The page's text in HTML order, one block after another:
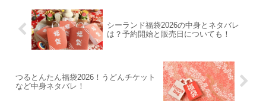
シーランド福袋2026の中身とネタバレ
は？予約開始と販売日についても！
つるとんたん福袋2026！うどんチケット
など中身ネタバレ！